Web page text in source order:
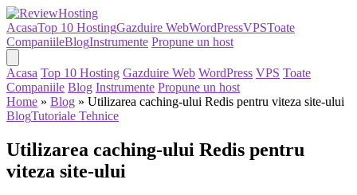
AcasaTop 10 HostingGazduire WebWordPressVPSToate
CompaniileBlogInstrumente Propune un host
Acasa Top 10 Hosting Gazduire Web WordPress VPS Toate
Companiile Blog Instrumente Propune un host
Home » Blog » Utilizarea caching-ului Redis pentru viteza site-ului
BlogTutoriale Tehnice
Utilizarea caching-ului Redis pentru
viteza site-ului